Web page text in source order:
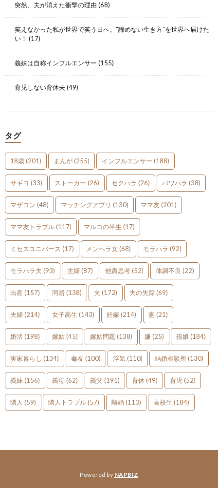
突然、夫が消えた衝撃の理由 (68)
笑えなかった私が世界で笑う日へ。”諦めない生き方”を世界へ届けた
い！ (17)
義妹は自称インフルエンサー (155)
育児しない育休夫 (49)
タグ
18歳(201) まんが(255) インフルエンサー (188)
サギヨ (33) ストーカー (26) セクハラ (26) パワハラ (38)
マザコン (48) マッチングアプリ (130) ママ友(201)
ママ友トラブル(117) マルコの半生 (17)
ミセスユニバース (17) メンヘラ女(68) モラハラ (92)
モラハラ夫 (93) 主婦(87) 他責思考(52) 体調不良 (22)
出産 (157) 同居(138) 夫 (172) 夫の失踪(69)
夫婦(214) 女子高生 (143) 妊娠(214) 妻(21)
婚活(198) 嫁姑(45) 嫁姑問題 (138) 嫌 (25) 孫娘 (184)
実家暮らし (134) 毒友(100) 浮気(110) 結婚相談所(130)
義妹 (156) 義母(62) 義父 (191) 育休 (49) 育児 (52)
隣人 (59) 隣人トラブル(57) 離婚(113) 高校生 (184)
Powered by NAPBIZ